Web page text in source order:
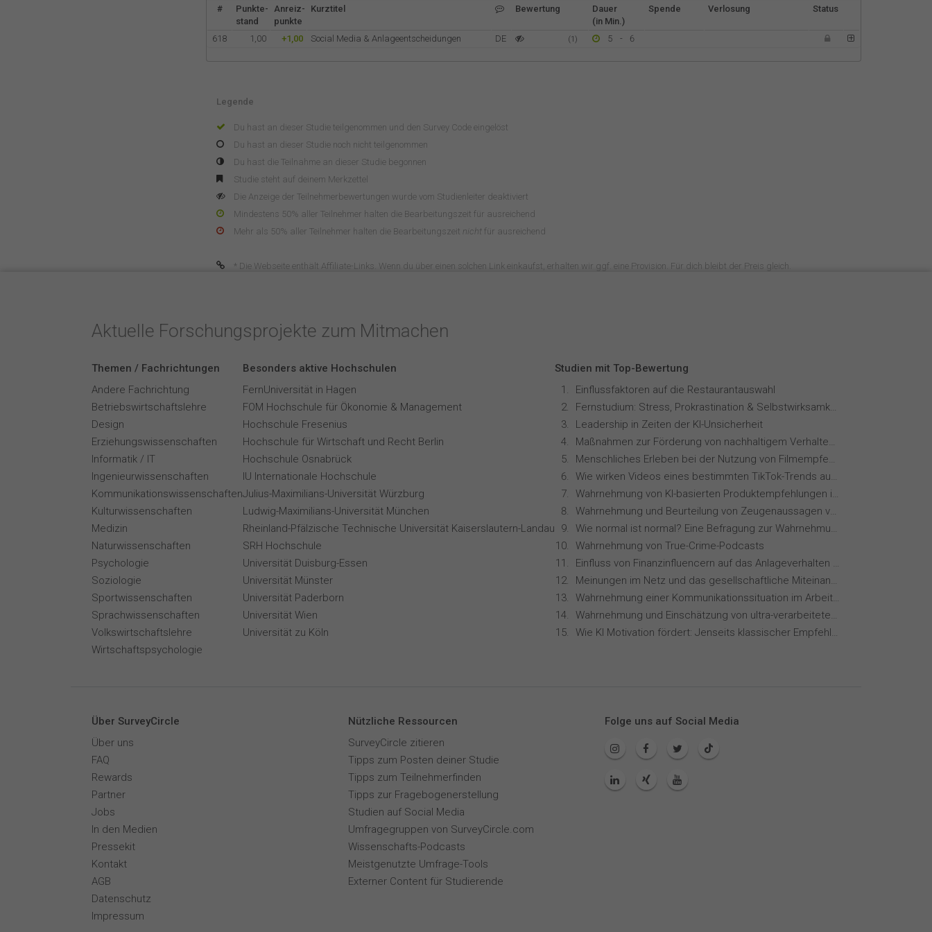
#
Punkte-
stand
Anreiz-
punkte
Kurztitel Bewertung
Dauer
(in Min.)
Spende Verlosung Status
618 1,00 +1,00 Social Media & Anlageentscheidungen DE (1) 5 - 6
Legende
Du hast an dieser Studie teilgenommen und den Survey Code eingelöst
Du hast an dieser Studie noch nicht teilgenommen
Du hast die Teilnahme an dieser Studie begonnen
Studie steht auf deinem Merkzettel
Die Anzeige der Teilnehmerbewertungen wurde vom Studienleiter deaktiviert
Mindestens 50% aller Teilnehmer halten die Bearbeitungszeit für ausreichend
Mehr als 50% aller Teilnehmer halten die Bearbeitungszeit nicht für ausreichend
* Die Webseite enthält Affiliate-Links. Wenn du über einen solchen Link einkaufst, erhalten wir ggf. eine Provision. Für dich bleibt der Preis gleich.
Aktuelle Forschungsprojekte zum Mitmachen
Themen / Fachrichtungen
Andere Fachrichtung
Betriebswirtschaftslehre
Design
Erziehungswissenschaften
Informatik / IT
Ingenieurwissenschaften
Kommunikationswissenschaften
Kulturwissenschaften
Medizin
Naturwissenschaften
Psychologie
Soziologie
Sportwissenschaften
Sprachwissenschaften
Volkswirtschaftslehre
Wirtschaftspsychologie
Besonders aktive Hochschulen
FernUniversität in Hagen
FOM Hochschule für Ökonomie & Management
Hochschule Fresenius
Hochschule für Wirtschaft und Recht Berlin
Hochschule Osnabrück
IU Internationale Hochschule
Julius-Maximilians-Universität Würzburg
Ludwig-Maximilians-Universität München
Rheinland-Pfälzische Technische Universität Kaiserslautern-Landau
SRH Hochschule
Universität Duisburg-Essen
Universität Münster
Universität Paderborn
Universität Wien
Universität zu Köln
Studien mit Top-Bewertung
Einflussfaktoren auf die Restaurantauswahl
Fernstudium: Stress, Prokrastination & Selbstwirksamkeit
Leadership in Zeiten der KI-Unsicherheit
Maßnahmen zur Förderung von nachhaltigem Verhalten von Hotelgästen
Menschliches Erleben bei der Nutzung von Filmempfehlungssystemen
Wie wirken Videos eines bestimmten TikTok-Trends auf dich?
Wahrnehmung von KI-basierten Produktempfehlungen in Mode-Online-Shops
Wahrnehmung und Beurteilung von Zeugenaussagen vor Gericht
Wie normal ist normal? Eine Befragung zur Wahrnehmung von Essverhalten
Wahrnehmung von True-Crime-Podcasts
Einfluss von Finanzinfluencern auf das Anlageverhalten der Gen Z⁠
Meinungen im Netz und das gesellschaftliche Miteinander
Wahrnehmung einer Kommunikationssituation im Arbeitskontext
Wahrnehmung und Einschätzung von ultra-verarbeiteten Lebensmitteln
Wie KI Motivation fördert: Jenseits klassischer Empfehlungssysteme
Über SurveyCircle
Über uns
FAQ
Rewards
Partner
Jobs
In den Medien
Pressekit
Kontakt
AGB
Datenschutz
Impressum
Nützliche Ressourcen
SurveyCircle zitieren
Tipps zum Posten deiner Studie
Tipps zum Teilnehmerfinden
Tipps zur Fragebogenerstellung
Studien auf Social Media
Umfragegruppen von SurveyCircle.com
Wissenschafts-Podcasts
Meistgenutzte Umfrage-Tools
Externer Content für Studierende
Folge uns auf Social Media